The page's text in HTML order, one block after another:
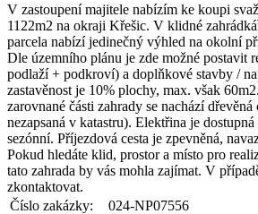
V zastoupení majitele nabízím ke koupi
1122m2 na okraji Křešic. V klidné
parcela nabízí jedinečný výhled na okolní
Dle územního plánu je zde možné postavit
podlaží + podkroví) a doplňkové stavby /
zastavěnost je 10% plochy, max. však
zarovnané části zahrady se nachází
nezapsaná v katastru). Elektřina je
sezónní. Příjezdová cesta je zpevněná,
Pokud hledáte klid, prostor a místo pro
tato zahrada by vás mohla zajímat. V
zkontaktovat.
Číslo zakázky:
024-NP07556